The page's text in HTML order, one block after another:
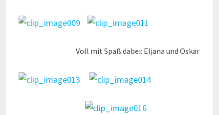
Voll mit Spaß dabei: Eljana und Oskar